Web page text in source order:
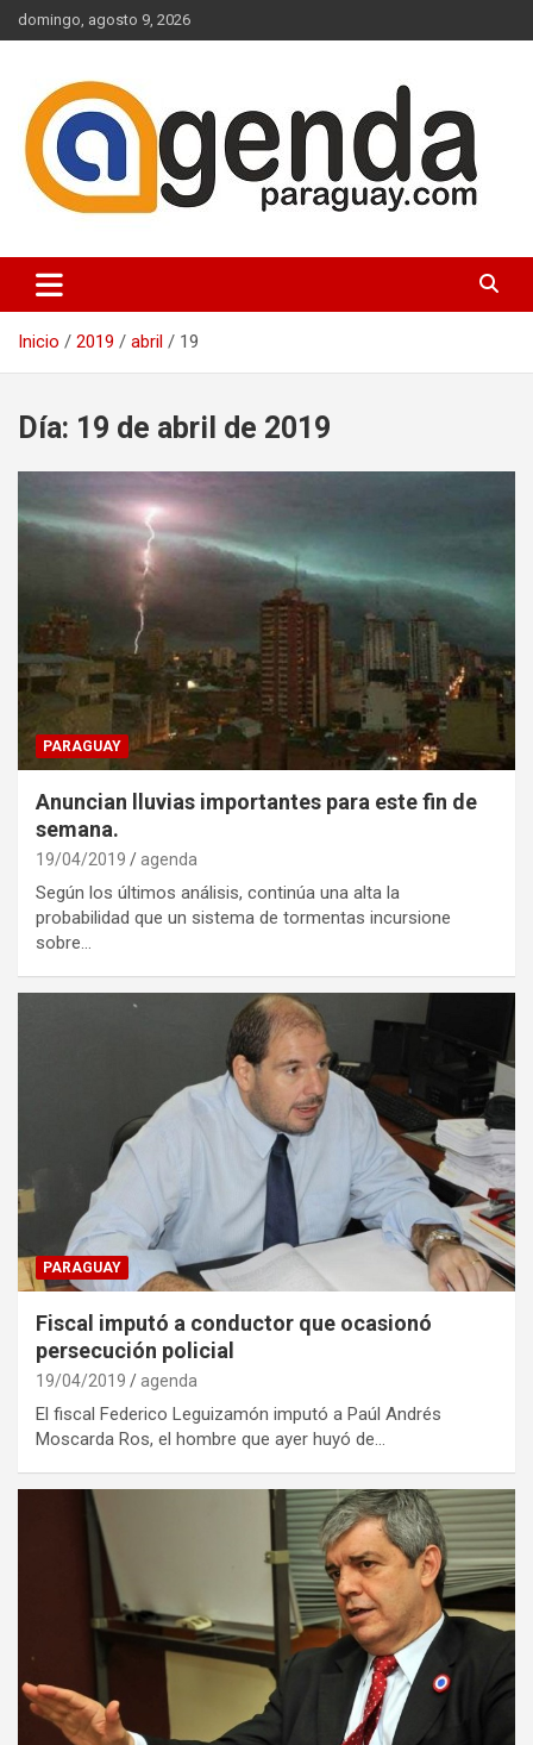
Saltar
al
domingo, agosto 9, 2026
Agenda Paraguay
Inicio 2019 abril 19
Día: 19 de abril de 2019
PARAGUAY
Anuncian lluvias importantes para este fin de
semana.
19/04/2019 agenda
Según los últimos análisis, continúa una alta la
probabilidad que un sistema de tormentas incursione
sobre…
PARAGUAY
Fiscal imputó a conductor que ocasionó
persecución policial
19/04/2019 agenda
El fiscal Federico Leguizamón imputó a Paúl Andrés
Moscarda Ros, el hombre que ayer huyó de…